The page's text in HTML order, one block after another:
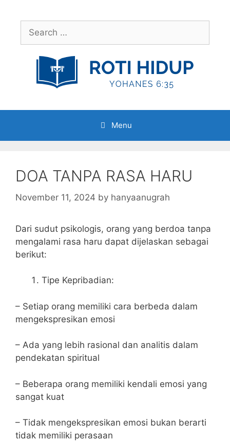
contentSearch
for:
Menu
DOA TANPA RASA HARU
November 11, 2024 by hanyaanugrah
Dari sudut psikologis, orang yang berdoa tanpa
mengalami rasa haru dapat dijelaskan sebagai
berikut:
Tipe Kepribadian:
– Setiap orang memiliki cara berbeda dalam
mengekspresikan emosi
– Ada yang lebih rasional dan analitis dalam
pendekatan spiritual
– Beberapa orang memiliki kendali emosi yang
sangat kuat
– Tidak mengekspresikan emosi bukan berarti
tidak memiliki perasaan